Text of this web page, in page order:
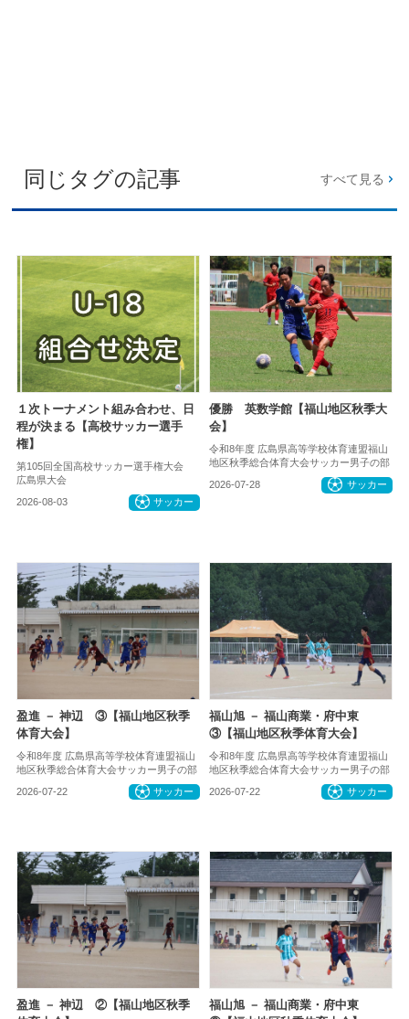
同じタグの記事 すべて見る
１次トーナメント組み合わせ、日
程が決まる【高校サッカー選手
権】
第105回全国高校サッカー選手権大会
広島県大会
2026-08-03 サッカー
優勝 英数学館【福山地区秋季大
会】
令和8年度 広島県高等学校体育連盟福山
地区秋季総合体育大会サッカー男子の部
2026-07-28 サッカー
盈進 － 神辺 ③【福山地区秋季
体育大会】
令和8年度 広島県高等学校体育連盟福山
地区秋季総合体育大会サッカー男子の部
2026-07-22 サッカー
福山旭 － 福山商業・府中東
③【福山地区秋季体育大会】
令和8年度 広島県高等学校体育連盟福山
地区秋季総合体育大会サッカー男子の部
2026-07-22 サッカー
盈進 － 神辺 ②【福山地区秋季
福山旭 － 福山商業・府中東